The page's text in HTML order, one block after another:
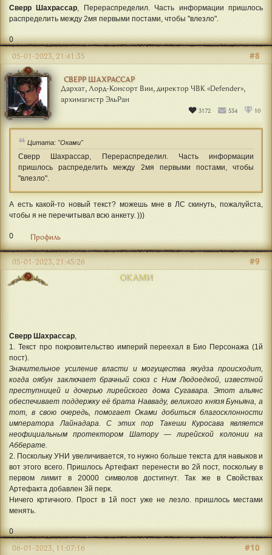
Сверр Шахрассар, Перераспределил. Часть информации пришлось
распределить между 2мя первыми постами, чтобы "влезло".
0
СВЕРР ШАХРАССАР
Дархат, Лорд-Консорт Вии, директор ЧВК «Defender»,
архимагистр ЭльРан
3172 534 10
#8
05-01-2023, 21:41:35
Цитата: "Оками"
Сверр Шахрассар, Перераспределил. Часть информации
пришлось распределить между 2мя первыми постами, чтобы
"влезло".
А есть какой-то новый текст? можешь мне в ЛС скинуть, пожалуйста,
чтобы я не перечитывал всю анкету. )))
0 Профиль
ОКАМИ
#9
05-01-2023, 21:45:26
Сверр Шахрассар,
1. Текст про покровительство империй переехал в Био Персонажа (1й
пост).
Значительное усиление власти и могущества якудза происходит,
когда оябун заключает брачный союз с Ним Людоедкой, известной
преступницей и дочерью лирейского дома Сугавара. Этот альянс
обеспечивает поддержку её брата Навваду, великого князя Буньяна, а
тот, в свою очередь, помогает Оками добиться благосклонности
императора Лайнадара. С этих пор Такеши Куросава является
неофициальным протектором Шатору — лирейской колонии на
Абберате.
2. Поскольку УНИ увеличивается, то нужно больше текста для навыков и
вот этого всего. Пришлось Артефакт перенести во 2й пост, поскольку в
первом лимит в 20000 символов достигнут. Так же в Свойствах
Артефакта добавлен 3й перк.
Ничего кртичного. Прост в 1й пост уже не лезло. пришлось местами
менять.
0
#10
06-01-2023, 11:07:16